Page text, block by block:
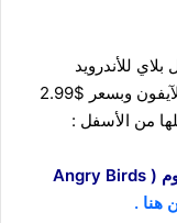
للأندرويد
ومتوفرة على متجر برامج أبل بسعر $0.99 للآيفون وبسعر $2.99
من الأسفل :
لتحميل لعبة الطيور الغاضبة حرب النجوم ( Angry Birds
هنا .